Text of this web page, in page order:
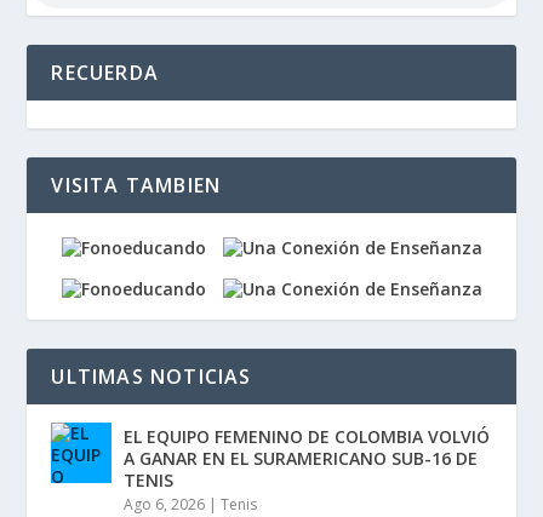
RECUERDA
VISITA TAMBIEN
ULTIMAS NOTICIAS
EL EQUIPO FEMENINO DE COLOMBIA VOLVIÓ
A GANAR EN EL SURAMERICANO SUB-16 DE
TENIS
Ago 6, 2026 |Tenis